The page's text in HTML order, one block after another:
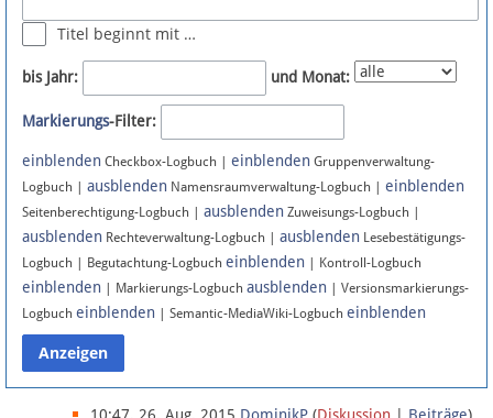
Newsletter
Bluesky
Facebook
Instagram
Anmelden
Datenschutz
Titel beginnt mit …
bis Jahr: und Monat:
Markierungs-Filter:
einblenden Checkbox-Logbuch | einblenden Gruppenverwaltung-
Logbuch | ausblenden Namensraumverwaltung-Logbuch | einblenden
Seitenberechtigung-Logbuch | ausblenden Zuweisungs-Logbuch |
ausblenden Rechteverwaltung-Logbuch | ausblenden Lesebestätigungs-
Logbuch | Begutachtung-Logbuch einblenden | Kontroll-Logbuch
einblenden | Markierungs-Logbuch ausblenden | Versionsmarkierungs-
Logbuch einblenden | Semantic-MediaWiki-Logbuch einblenden